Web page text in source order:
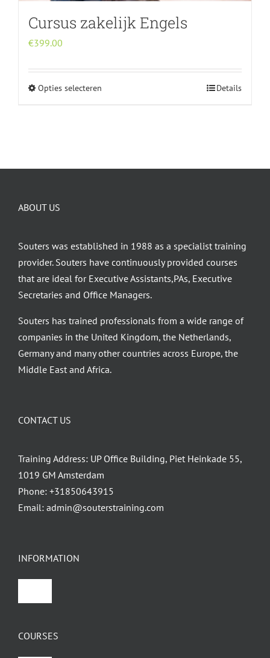
Cursus zakelijk Engels
€399.00
Opties selecterenDit
Deze
op
de
productpagina
Details
ABOUT US
Souters was established in 1988 as a specialist training
provider. Souters have continuously provided courses
that are ideal for Executive Assistants,PAs, Executive
Secretaries and Office Managers.
Souters has trained professionals from a wide range of
companies in the United Kingdom, the Netherlands,
Germany and many other countries across Europe, the
Middle East and Africa.
INFORMATION
COURSES
CONTACT US
Training Address: UP Office Building, Piet Heinkade 55,
1019 GM Amsterdam
Phone: +31850643915
Email: admin@souterstraining.com